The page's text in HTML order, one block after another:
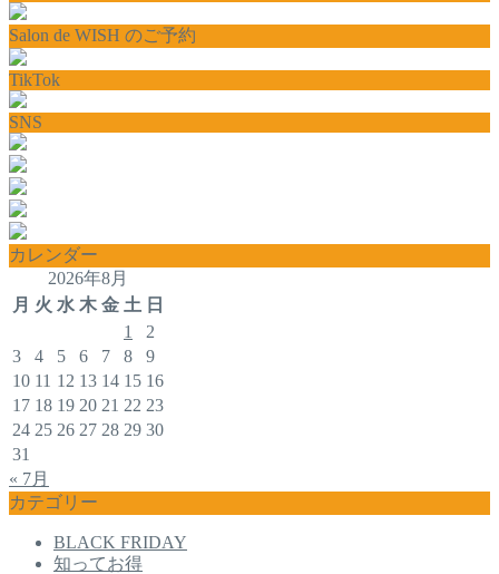
Salon de WISH のご予約
TikTok
SNS
カレンダー
2026年8月
月 火 水 木 金 土 日
1
2
3
4 5 6 7 8
9
10 11 12 13 14 15 16
17 18 19 20 21 22 23
24 25 26 27 28 29 30
31
« 7月
カテゴリー
BLACK FRIDAY
知ってお得